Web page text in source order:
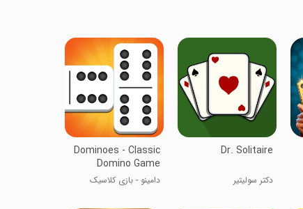
Dr. Solitaire
دکتر سولیتیر
Dominoes - Classic
Domino Game
دامینو - بازی کلاسیک